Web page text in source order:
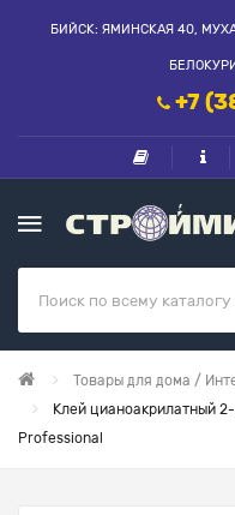
БИЙСК: ЯМИНСКАЯ 40,
+7
Товары для дома /
Клей цианоакрилатный
Professional